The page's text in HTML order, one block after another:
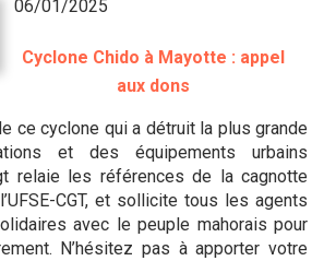
06/01/2025
Cyclone Chido à Mayotte : appel
aux dons
ce cyclone qui a détruit la plus grande
et des équipements urbains
relaie les références de la cagnotte
CGT, et sollicite tous les agents
avec le peuple mahorais pour
N’hésitez pas à apporter votre